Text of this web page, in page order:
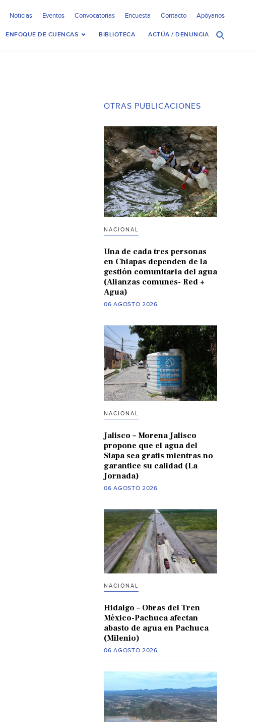
Noticias Eventos Convocatorias Encuesta Contacto Apóyanos
ENFOQUE DE CUENCAS BIBLIOTECA ACTÚA / DENUNCIA
OTRAS PUBLICACIONES
NACIONAL
Una de cada tres personas
en Chiapas dependen de la
gestión comunitaria del agua
(Alianzas comunes- Red +
Agua)
06 AGOSTO 2026
NACIONAL
Jalisco – Morena Jalisco
propone que el agua del
Siapa sea gratis mientras no
garantice su calidad (La
Jornada)
06 AGOSTO 2026
NACIONAL
Hidalgo – Obras del Tren
México-Pachuca afectan
abasto de agua en Pachuca
(Milenio)
06 AGOSTO 2026